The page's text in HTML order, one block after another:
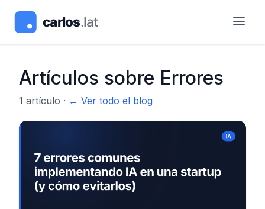
Artículos sobre Errores
1 artículo · ← Ver todo el blog